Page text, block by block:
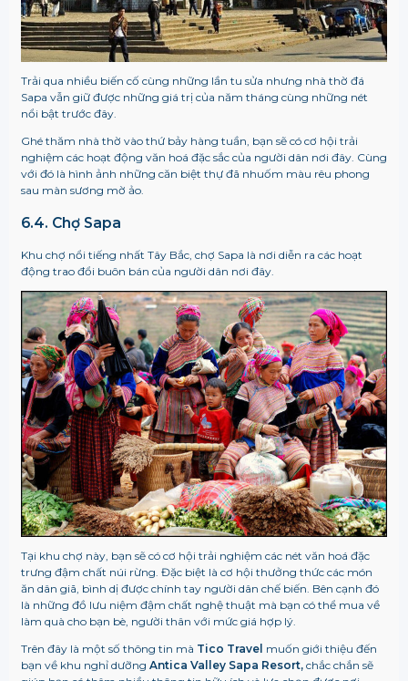
Trải qua nhiều biến cố cùng những lần tu sửa nhưng nhà thờ đá
Sapa vẫn giữ được những giá trị của năm tháng cùng những nét
nổi bật trước đây.
Ghé thăm nhà thờ vào thứ bảy hàng tuần, bạn sẽ có cơ hội trải
nghiệm các hoạt động văn hoá đặc sắc của người dân nơi đây. Cùng
với đó là hình ảnh những căn biệt thự đã nhuốm màu rêu phong
sau màn sương mờ ảo.
6.4. Chợ Sapa
Khu chợ nổi tiếng nhất Tây Bắc, chợ Sapa là nơi diễn ra các hoạt
động trao đổi buôn bán của người dân nơi đây.
Tại khu chợ này, bạn sẽ có cơ hội trải nghiệm các nét văn hoá đặc
trưng đậm chất núi rừng. Đặc biệt là cơ hội thưởng thức các món
ăn dân giã, bình dị được chính tay người dân chế biến. Bên cạnh đó
là những đồ lưu niệm đậm chất nghệ thuật mà bạn có thể mua về
làm quà cho bạn bè, người thân với mức giá hợp lý.
Trên đây là một số thông tin mà Tico Travel muốn giới thiệu đến
bạn về khu nghỉ dưỡng Antica Valley Sapa Resort, chắc chắn sẽ